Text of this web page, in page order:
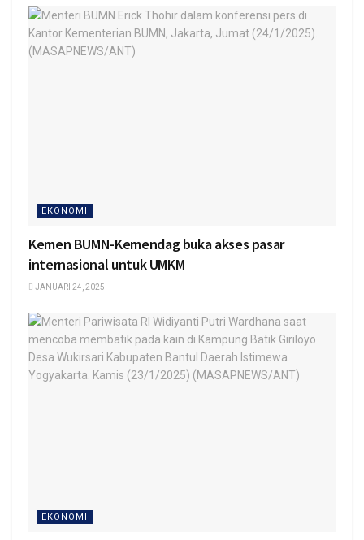
EKONOMI
Kemen BUMN-Kemendag buka akses pasar
internasional untuk UMKM
JANUARI 24, 2025
EKONOMI